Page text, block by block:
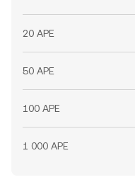
20 APE
50 APE
100 APE
1 000 APE